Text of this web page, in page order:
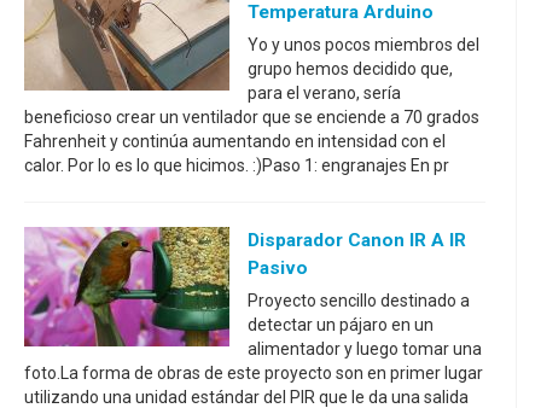
Temperatura Arduino
Yo y unos pocos miembros del
grupo hemos decidido que,
para el verano, sería
beneficioso crear un ventilador que se enciende a 70 grados
Fahrenheit y continúa aumentando en intensidad con el
calor. Por lo es lo que hicimos. :)Paso 1: engranajes En pr
Disparador Canon IR A IR
Pasivo
Proyecto sencillo destinado a
detectar un pájaro en un
alimentador y luego tomar una
foto.La forma de obras de este proyecto son en primer lugar
utilizando una unidad estándar del PIR que le da una salida